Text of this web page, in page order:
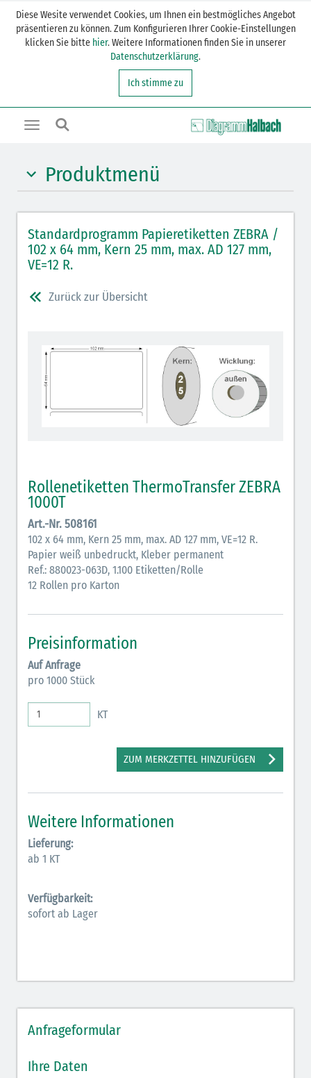
Diese Wesite verwendet Cookies, um Ihnen ein bestmögliches Angebot
präsentieren zu können. Zum Konfigurieren Ihrer Cookie-Einstellungen
klicken Sie bitte hier. Weitere Informationen finden Sie in unserer
Datenschutzerklärung.
Ich stimme zu
Toggle
Produktmenü
Thermodirekt TOP 2000D permanent
Thermodirekt TOP 2000D ablösbar
Thermotransfer Vellum 1000T permanent
Standardprogramm Papieretiketten ZEBRA /
102 x 64 mm, Kern 25 mm, max. AD 127 mm,
VE=12 R.
Zurück zur Übersicht
Rollenetiketten ThermoTransfer ZEBRA
1000T
Art.-Nr. 508161
102 x 64 mm, Kern 25 mm, max. AD 127 mm, VE=12 R.
Papier weiß unbedruckt, Kleber permanent
Ref.: 880023-063D, 1.100 Etiketten/Rolle
12 Rollen pro Karton
Preisinformation
Auf Anfrage
pro 1000 Stück
KT
ZUM MERKZETTEL HINZUFÜGEN
Weitere Informationen
Lieferung:
ab 1 KT
Verfügbarkeit:
sofort ab Lager
Anfrageformular
Ihre Daten